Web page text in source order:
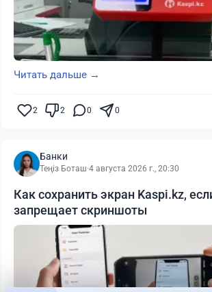
Читать дальше →
2 2 0 0
Банки
Теңіз Боташ·4 августа 2026 г., 20:30
Как сохранить экран Kaspi.kz,
запрещает скриншоты